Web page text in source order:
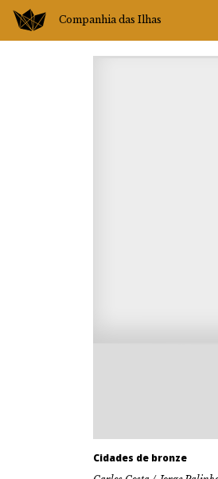
Companhia das Ilhas
Cidades de bronze